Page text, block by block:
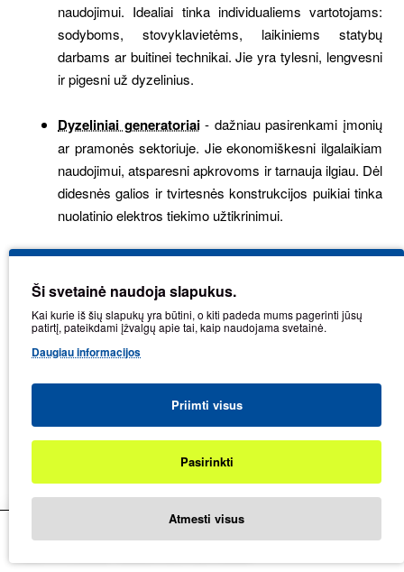
naudojimui. Idealiai tinka individualiems vartotojams:
sodyboms, stovyklavietėms, laikiniems statybų
darbams ar buitinei technikai. Jie yra tylesni, lengvesni
ir pigesni už dyzelinius.
Dyzeliniai generatoriai- dažniau pasirenkami įmonių
ar pramonės sektoriuje. Jie ekonomiškesni ilgalaikiam
naudojimui, atsparesni apkrovoms ir tarnauja ilgiau. Dėl
didesnės galios ir tvirtesnės konstrukcijos puikiai tinka
nuolatinio elektros tiekimo užtikrinimui.
fazių skaičiumi (vienfaziai/trifaziai), paleidimo tipu
(mechaninis ar elektrinis), kuro bako talpa, garso lygiu ir
papildomomis funkcijomis (pvz. apsauga nuo perkrovos,
įtampos stabilizatoriai).
: jei planuojate prijungti įrankius ar techniką, kuri
naudoja trifazę elektrą (400 V), būtinai rinkitėstrifazį
. Priešingu atveju - pakaks vienfazės versijos.
Patikimi gamintojai ir kruopščiai
atrinktas asortimentas
Filtras
Ši svetainė naudoja slapukus.
Kai kurie iš šių slapukų yra būtini, o kiti padeda mums pagerinti jūsų
patirtį, pateikdami įžvalgų apie tai, kaip naudojama svetainė.
Daugiau informacijos
Priimti visus
Pasirinkti
Atmesti visus